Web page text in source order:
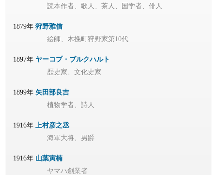
読本作者、歌人、茶人、国学者、俳人
1879年 狩野雅信
絵師、木挽町狩野家第10代
1897年 ヤーコプ・ブルクハルト
歴史家、文化史家
1899年 矢田部良吉
植物学者、詩人
1916年 上村彦之丞
海軍大将、男爵
1916年 山葉寅楠
ヤマハ創業者